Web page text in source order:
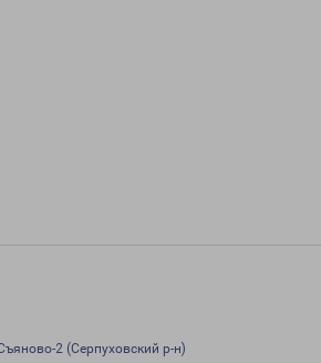
2 (Серпуховский р-н)